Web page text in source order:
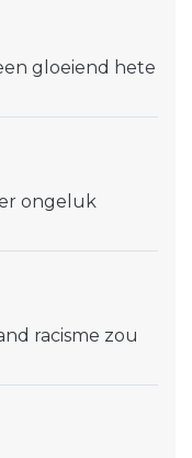
gloeiend hete
ongeluk
racisme zou